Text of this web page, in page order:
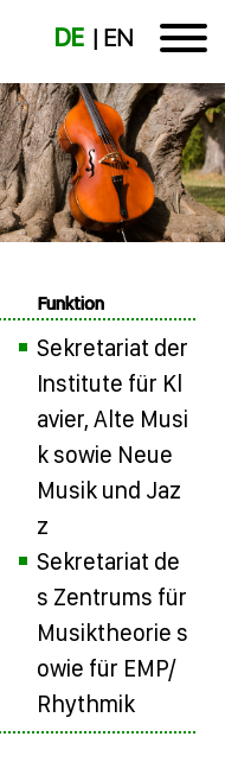
DE EN
Funktion
Sekretariat der
Institute für Kl
avier, Alte Musi
k sowie Neue
Musik und Jaz
z
Sekretariat de
s Zentrums für
Musiktheorie s
owie für EMP/
Rhythmik